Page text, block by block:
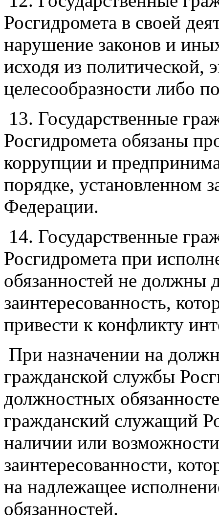
Росгидромета в своей
нарушение законов и
исходя из политической,
целесообразности либо
13. Государственные
Росгидромета обязаны
коррупции и
порядке, установленном
Федерации.
14. Государственные
Росгидромета при
обязанностей не должны
заинтересованность,
привести к конфликту
При назначении на
гражданской службы
должностных
гражданский служащий
наличии или
заинтересованности,
на надлежащее
обязанностей.